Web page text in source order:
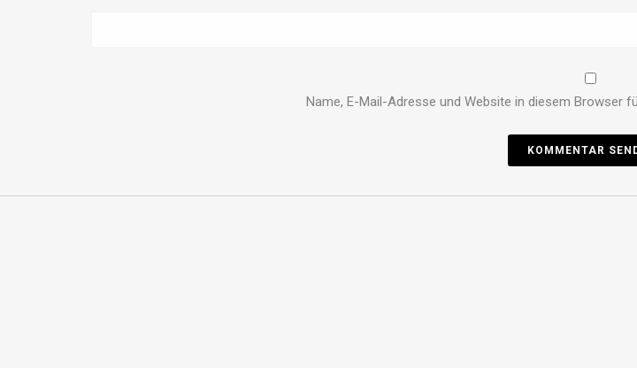
Name, E-Mail-Adresse und Website in diesem Browser